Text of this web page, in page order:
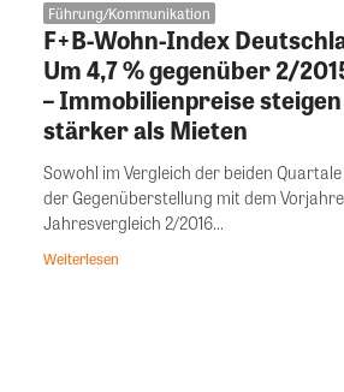
Führung/Kommunikation
F+B-Wohn-Index
Um 4,7 % gegenüber 2/
– Immobilienpreise
stärker als Mieten
Sowohl im Vergleich der beiden Quartale
der Gegenüberstellung mit dem
Jahresvergleich 2/2016...
Weiterlesen